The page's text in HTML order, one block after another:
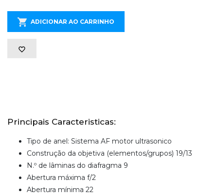
ADICIONAR AO CARRINHO
Principais Caracteristicas:
Tipo de anel: Sistema AF motor ultrasonico
Construção da objetiva (elementos/grupos) 19/13
N.º de lâminas do diafragma 9
Abertura máxima f/2
Abertura mínima 22